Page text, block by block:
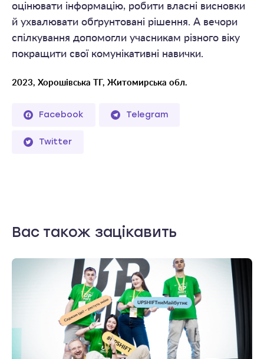
оцінювати інформацію, робити власні висновки
й ухвалювати обґрунтовані рішення. А вечори
спілкування допомогли учасникам різного віку
покращити свої комунікативні навички.
2023, Хорошівська ТГ, Житомирська обл.
Facebook Telegram
Twitter
Вас також зацікавить